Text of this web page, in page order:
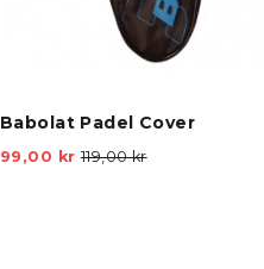
Babolat Padel Cover
99,00 krVejl.
119,00 kr